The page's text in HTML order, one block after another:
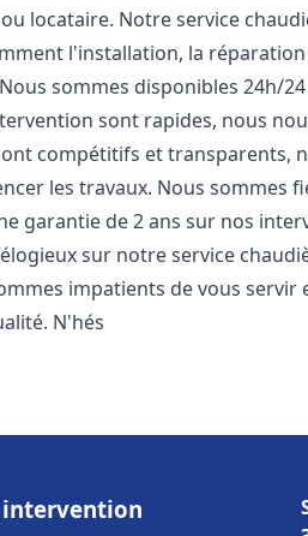
locataire. Notre service
l'installation, la
sommes disponibles 24h/
sont rapides, nous
compétitifs et transparents,
les travaux. Nous sommes
garantie de 2 ans sur nos
sur notre service
impatients de vous
N'hés
intervention